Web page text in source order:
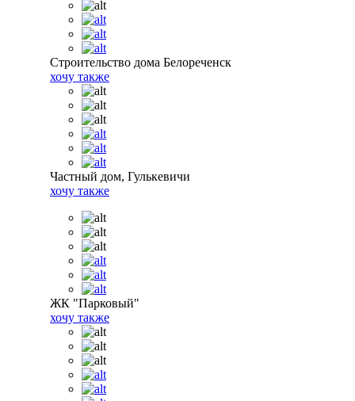
Строительство дома Белореченск
хочу также
Частный дом, Гулькевичи
хочу также
ЖК "Парковый"
хочу также